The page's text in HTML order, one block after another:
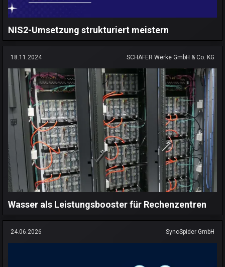
NIS2-Umsetzung strukturiert meistern
18.11.2024 SCHÄFER Werke GmbH & Co. KG
Wasser als Leistungsbooster für Rechenzentren
24.06.2026 SyncSpider GmbH